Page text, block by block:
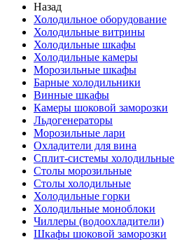
Назад
Холодильное оборудование
Холодильные витрины
Холодильные шкафы
Холодильные камеры
Морозильные шкафы
Барные холодильники
Винные шкафы
Камеры шоковой заморозки
Льдогенераторы
Морозильные лари
Охладители для вина
Сплит-системы холодильные
Столы морозильные
Столы холодильные
Холодильные горки
Холодильные моноблоки
Чиллеры (водоохладители)
Шкафы шоковой заморозки